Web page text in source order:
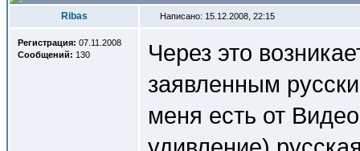
Ribas Написано: 15.12.2008, 22:15
Регистрация: 07.11.2008
Сообщений: 130
Через это
заявленным
меня есть от